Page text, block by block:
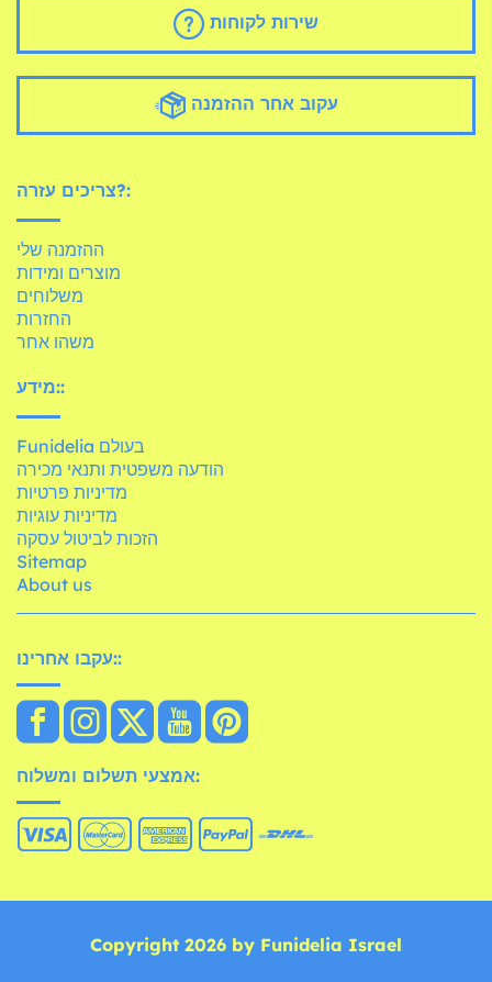
שירות לקוחות
עקוב אחר ההזמנה
צריכים עזרה?:
ההזמנה שלי
מוצרים ומידות
משלוחים
החזרות
משהו אחר
מידע::
Funidelia בעולם
הודעה משפטית ותנאי מכירה
מדיניות פרטיות
מדיניות עוגיות
הזכות לביטול עסקה
Sitemap
About us
עקבו אחרינו::
אמצעי תשלום ומשלוח:
Copyright 2026 by Funidelia Israel